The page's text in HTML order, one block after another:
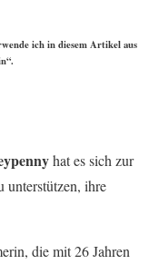
ich in diesem Artikel aus
hat es sich zur
unterstützen, ihre
die mit 26 Jahren